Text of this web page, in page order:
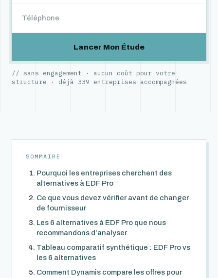
Lancer Mon Étude
// sans engagement · aucun coût pour votre
structure · déjà 339 entreprises accompagnées
SOMMAIRE
Pourquoi les entreprises cherchent des
alternatives à EDF Pro
Ce que vous devez vérifier avant de changer
de fournisseur
Les 6 alternatives à EDF Pro que nous
recommandons d’analyser
Tableau comparatif synthétique : EDF Pro vs
les 6 alternatives
Comment Dynamis compare les offres pour